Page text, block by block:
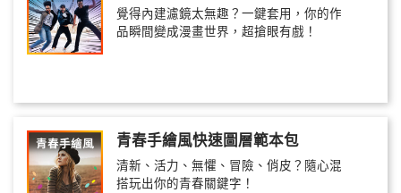
覺得內建濾鏡太無趣？一鍵套用，你的作
品瞬間變成漫畫世界，超搶眼有戲！
青春手繪風快速圖層範本包
清新、活力、無懼、冒險、俏皮？隨心混
搭玩出你的青春關鍵字！